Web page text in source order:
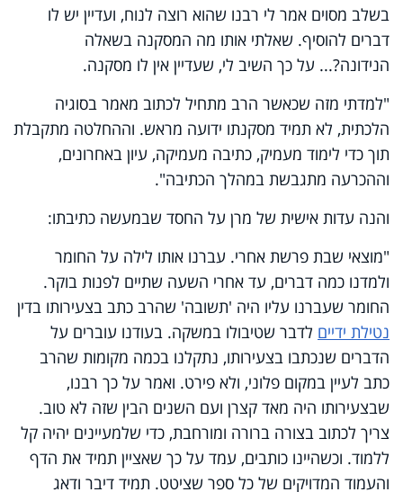
בשלב מסוים אמר לי רבנו שהוא רוצה לנוח, ועדיין יש לו
דברים להוסיף. שאלתי אותו מה המסקנה בשאלה
הנידונה?... על כך השיב לי, שעדיין אין לו מסקנה.
"למדתי מזה שכאשר הרב מתחיל לכתוב מאמר בסוגיה
הלכתית, לא תמיד מסקנתו ידועה מראש. וההחלטה מתקבלת
תוך כדי לימוד מעמיק, כתיבה מעמיקה, עיון באחרונים,
וההכרעה מתגבשת במהלך הכתיבה".
והנה עדות אישית של מרן על החסד שבמעשה כתיבתו:
"מוצאי שבת פרשת אחרי. עברנו אותו לילה על החומר
ולמדנו כמה דברים, עד אחרי השעה שתיים לפנות בוקר.
החומר שעברנו עליו היה 'תשובה' שהרב כתב בצעירותו בדין
נטילת ידיים לדבר שטיבולו במשקה. בעודנו עוברים על
הדברים שנכתבו בצעירותו, נתקלנו בכמה מקומות שהרב
כתב לעיין במקום פלוני, ולא פירט. ואמר על כך רבנו,
שבצעירותו היה מאד קצרן ועם השנים הבין שזה לא טוב.
צריך לכתוב בצורה ברורה ומורחבת, כדי שלמעיינים יהיה קל
ללמוד. וכשהיינו כותבים, עמד על כך שאציין תמיד את הדף
והעמוד המדויקים של כל ספר שציטט. תמיד דיבר ודאג